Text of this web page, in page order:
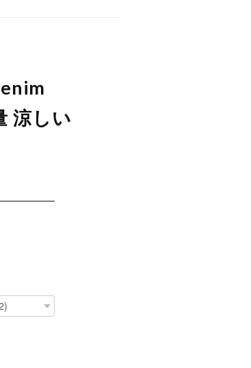
涼しい